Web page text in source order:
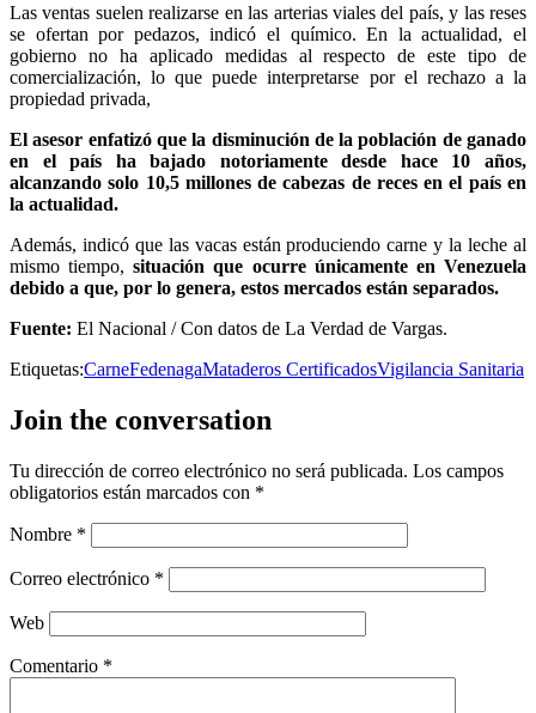
Las ventas suelen realizarse en las arterias viales del país, y las reses
se ofertan por pedazos, indicó el químico. En la actualidad, el
gobierno no ha aplicado medidas al respecto de este tipo de
comercialización, lo que puede interpretarse por el rechazo a la
propiedad privada,
El asesor enfatizó que la disminución de la población de ganado
en el país ha bajado notoriamente desde hace 10 años,
alcanzando solo 10,5 millones de cabezas de reces en el país en
la actualidad.
Además, indicó que las vacas están produciendo carne y la leche al
mismo tiempo,situación que ocurre únicamente en Venezuela
debido a que, por lo genera, estos mercados están separados.
Fuente: El Nacional / Con datos de La Verdad de Vargas.
Etiquetas:CarneFedenagaMataderos CertificadosVigilancia Sanitaria
Join the conversation
Tu dirección de correo electrónico no será publicada. Los campos
obligatorios están marcados con *
Nombre *
Correo electrónico *
Web
Comentario *